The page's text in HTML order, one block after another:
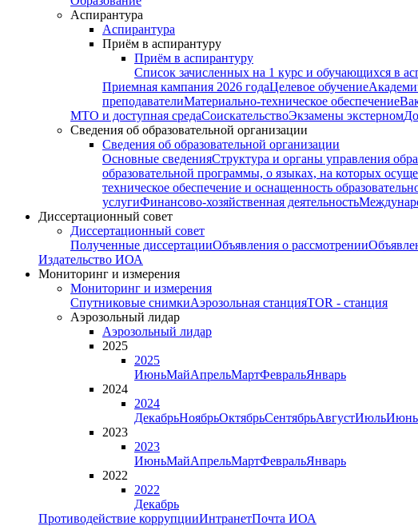
Аспирантура
Аспирантура
Приём в аспирантуру
Приём в аспирантуру
Список зачисленных на 1 курс и обучающихся в
Приемная кампания 2026 годаЦелевое обучение
преподавателиМатериально-техническое обеспечение
МТО и доступная средаСоискательствоЭкзамены экстерном
Сведения об образовательной организации
Сведения об образовательной организации
Основные сведенияСтруктура и органы управления
образовательной программы, о языках, на которых
техническое обеспечение и оснащенность
услугиФинансово-хозяйственная деятельность
Диссертационный совет
Диссертационный совет
Полученные диссертацииОбъявления о рассмотрении
Издательство ИОА
Мониторинг и измерения
Мониторинг и измерения
Спутниковые снимкиАэрозольная станцияTOR - станция
Аэрозольный лидар
Аэрозольный лидар
2025
2025
ИюньМайАпрельМартФевральЯнварь
2024
2024
ДекабрьНоябрьОктябрьСентябрьАвгустИюльИюнь
2023
2023
ИюньМайАпрельМартФевральЯнварь
2022
2022
Декабрь
Противодействие коррупцииИнтранетПочта ИОА